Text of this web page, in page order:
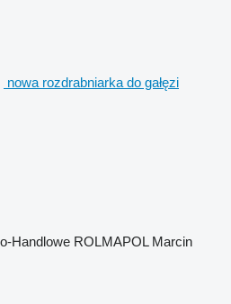
nowa rozdrabniarka do gałęzi
Handlowe ROLMAPOL Marcin